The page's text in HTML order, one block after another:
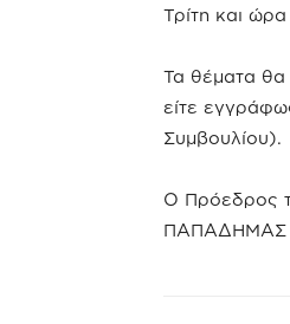
Τρίτη και ώρα
Τα θέματα θα
είτε
Συμβουλίου).
Ο Πρόεδρος
ΠΑΠΑΔΗΜΑΣ